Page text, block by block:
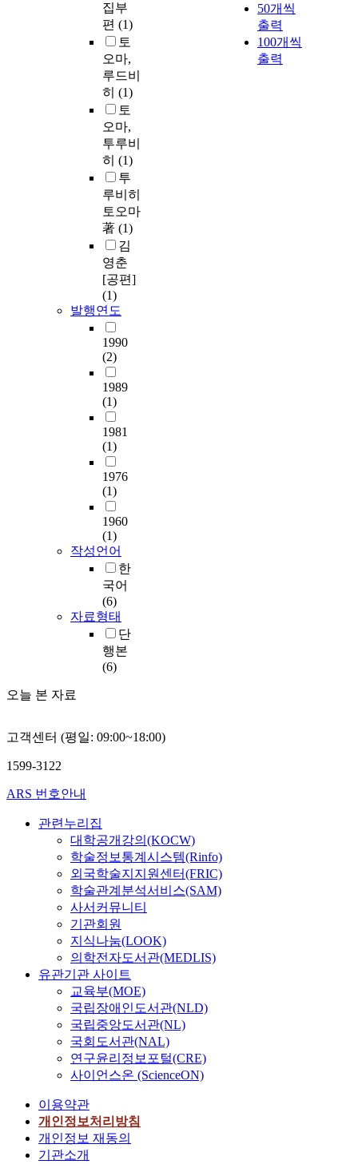
집부
편 (1)
토
오마,
루드비
히 (1)
토
오마,
투루비
히 (1)
투
루비히
토오마
著 (1)
김
영춘
[공편]
(1)
발행연도
1990
(2)
1989
(1)
1981
(1)
1976
(1)
1960
(1)
작성언어
한
국어
(6)
자료형태
단
행본
(6)
오늘 본 자료
50개씩
출력
100개씩
출력
고객센터 (평일: 09:00~18:00)
1599-3122
ARS 번호안내
관련누리집
대학공개강의(KOCW)
학술정보통계시스템(Rinfo)
외국학술지지원센터(FRIC)
학술관계분석서비스(SAM)
사서커뮤니티
기관회원
지식나눔(LOOK)
의학전자도서관(MEDLIS)
유관기관 사이트
교육부(MOE)
국립장애인도서관(NLD)
국립중앙도서관(NL)
국회도서관(NAL)
연구윤리정보포털(CRE)
사이언스온 (ScienceON)
이용약관
개인정보처리방침
개인정보 재동의
기관소개